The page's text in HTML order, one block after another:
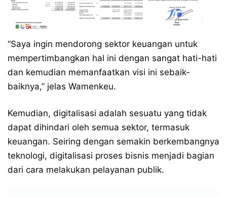
“Saya ingin mendorong sektor keuangan untuk
mempertimbangkan hal ini dengan sangat hati-hati
dan kemudian memanfaatkan visi ini sebaik-
baiknya,” jelas Wamenkeu.
Kemudian, digitalisasi adalah sesuatu yang tidak
dapat dihindari oleh semua sektor, termasuk
keuangan. Seiring dengan semakin berkembangnya
teknologi, digitalisasi proses bisnis menjadi bagian
dari cara melakukan pelayanan publik.